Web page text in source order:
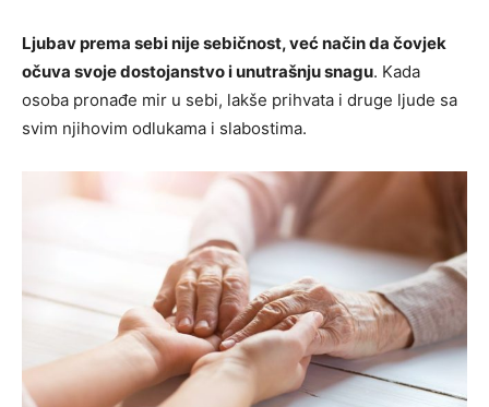
Ljubav prema sebi nije sebičnost, već način da čovjek
očuva svoje dostojanstvo i unutrašnju snagu. Kada
osoba pronađe mir u sebi, lakše prihvata i druge ljude sa
svim njihovim odlukama i slabostima.